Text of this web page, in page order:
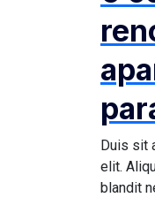
Duis sit
elit.
blandit